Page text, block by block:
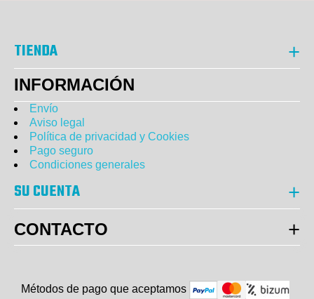
TIENDA
INFORMACIÓN
Envío
Aviso legal
Política de privacidad y Cookies
Pago seguro
Condiciones generales
SU CUENTA
CONTACTO
Métodos de pago que aceptamos